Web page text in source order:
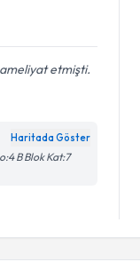
etmişti.
Haritada Göster
B Blok Kat:7